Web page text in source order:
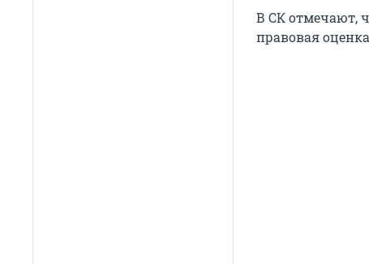
В СК отмечают,
правовая